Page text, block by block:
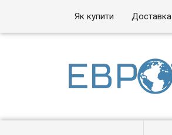
Як купити Доставка